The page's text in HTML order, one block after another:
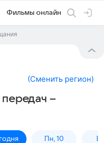
Фильмы онлайн
(Сменить регион)
–
Пн, 10